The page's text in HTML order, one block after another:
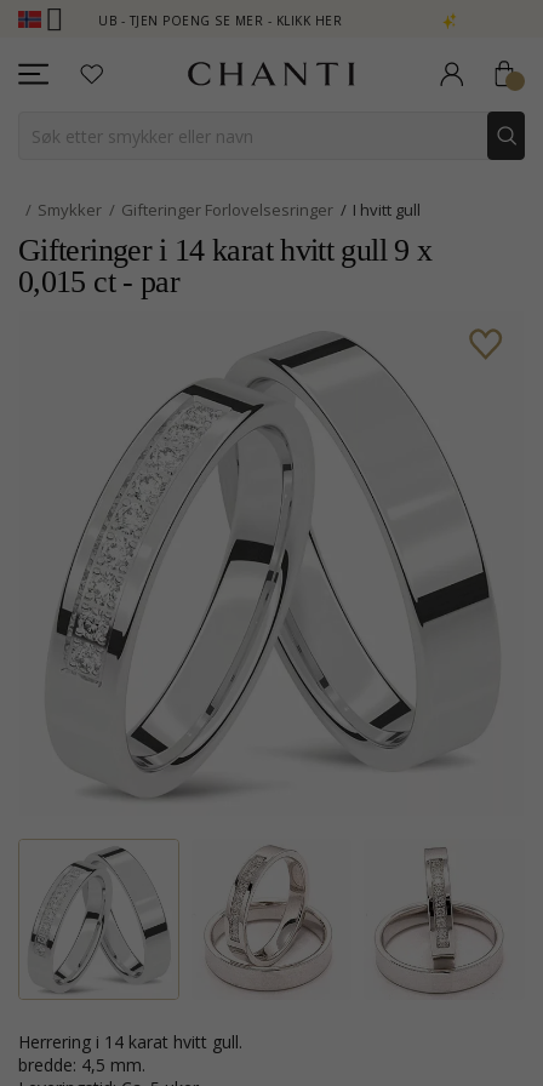
- TJEN POENG SE MER - KLIKK HER NEW COLLECTION | AURA
Smykker Gifteringer Forlovelsesringer I hvitt gull
Gifteringer i 14 karat hvitt gull 9 x
0,015 ct - par
Herrering i 14 karat hvitt gull.
bredde: 4,5 mm.